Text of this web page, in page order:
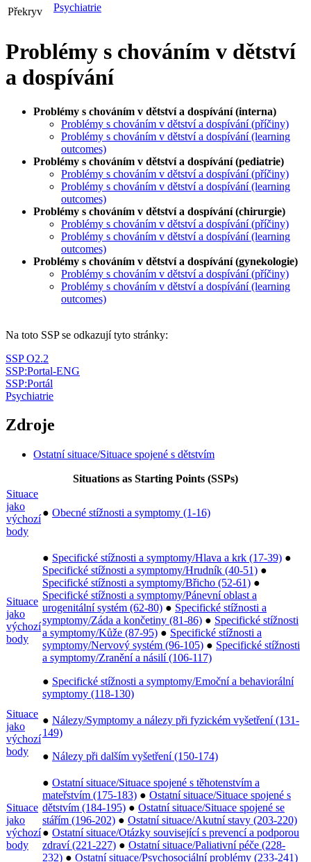
Překryv
Psychiatrie
Problémy s chováním v dětství
a dospívání
Problémy s chováním v dětství a dospívání (interna)
Problémy s chováním v dětství a dospívání (příčiny)
Problémy s chováním v dětství a dospívání (learning
outcomes)
Problémy s chováním v dětství a dospívání (pediatrie)
Problémy s chováním v dětství a dospívání (příčiny)
Problémy s chováním v dětství a dospívání (learning
outcomes)
Problémy s chováním v dětství a dospívání (chirurgie)
Problémy s chováním v dětství a dospívání (příčiny)
Problémy s chováním v dětství a dospívání (learning
outcomes)
Problémy s chováním v dětství a dospívání (gynekologie)
Problémy s chováním v dětství a dospívání (příčiny)
Problémy s chováním v dětství a dospívání (learning
outcomes)
Na toto SSP se odkazují tyto stránky:
SSP O2.2
SSP:Portal-ENG
SSP:Portál
Psychiatrie
Zdroje
Ostatní situace/Situace spojené s dětstvím
Situations as Starting Points (SSPs)
Situace
jako
výchozí
body
● Obecné stížnosti a symptomy (1-16)
Situace
jako
výchozí
body
● Specifické stížnosti a symptomy/Hlava a krk (17-39) ●
Specifické stížnosti a symptomy/Hrudník (40-51) ●
Specifické stížnosti a symptomy/Břicho (52-61) ●
Specifické stížnosti a symptomy/Pánevní oblast a
urogenitální systém (62-80) ● Specifické stížnosti a
symptomy/Záda a končetiny (81-86) ● Specifické stížnosti
a symptomy/Kůže (87-95) ● Specifické stížnosti a
symptomy/Nervový systém (96-105) ● Specifické stížnosti
a symptomy/Zranění a násilí (106-117)
● Specifické stížnosti a symptomy/Emoční a behaviorální
symptomy (118-130)
Situace
jako
výchozí
body
● Nálezy/Symptomy a nálezy při fyzickém vyšetření (131-
149)
● Nálezy při dalším vyšetření (150-174)
Situace
jako
výchozí
body
● Ostatní situace/Situace spojené s těhotenstvím a
mateřstvím (175-183) ● Ostatní situace/Situace spojené s
dětstvím (184-195) ● Ostatní situace/Situace spojené se
stářím (196-202) ● Ostatní situace/Akutní stavy (203-220)
● Ostatní situace/Otázky související s prevencí a podporou
zdraví (221-227) ● Ostatní situace/Paliativní péče (228-
232) ● Ostatní situace/Psychosociální problémy (233-241)